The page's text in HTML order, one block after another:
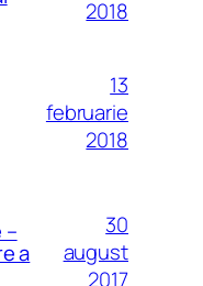
2018
13
februarie
2018
–
a
30
august
2017